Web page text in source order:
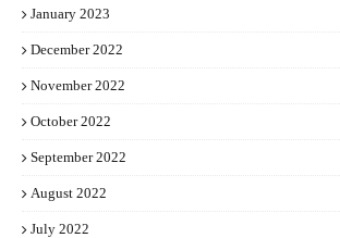
January 2023
December 2022
November 2022
October 2022
September 2022
August 2022
July 2022